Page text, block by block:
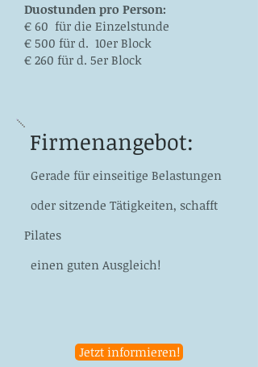
​Duostunden pro Person:
​€ 60 für die Einzelstunde
€ 500 für d. 10er Block
€ 260 für d. 5er Block
Firmenangebot:
Gerade für einseitige Belastungen
oder sitzende Tätigkeiten, schafft
Pilates
einen guten Ausgleich!
Jetzt informieren!